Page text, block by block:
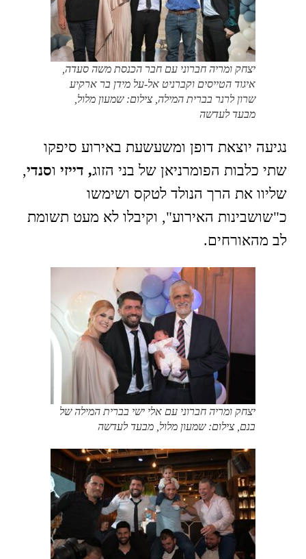
יצחק ומריה חברוני עם חבר הכנסת משה סעדה,
איגוד הטייסים וקברניט אל-על מידן בר ארקיע
שרון לרנר בברית המילה, צילום: שמעון מלול,
מבעד לעדשה
נגיעה יוצאת דופן ומשעשעת באירוע סיפקו
שתי כלבות הפומרניאן של בני הזוג, דייזיוסנדי,
שליוו את הרך הנולד לטקס ושימשו
כ"שושבינות האירוע", וקיבלו לא מעט תשומת
לב מהאורחים.
יצחק ומריה חברוני עם אלי ישי בברית המילה של
בנם, צילום: שמעון מלול, מבעד לעדשה